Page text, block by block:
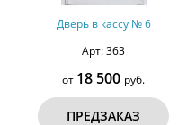
Дверь в кассу № 6
Арт: 363
от 18 500 руб.
ПРЕДЗАКАЗ